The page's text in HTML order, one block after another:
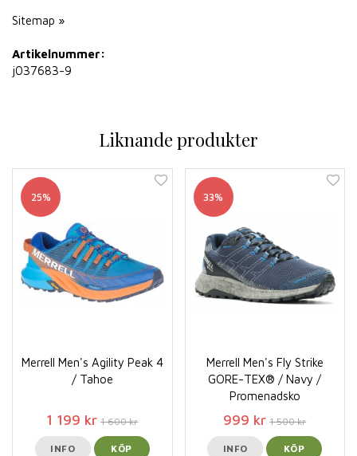
Sitemap »
Artikelnummer:
j037683-9
Liknande produkter
25%
Merrell Men's Agility Peak 4
/ Tahoe
1 199 kr 1 600 kr
INFO KÖP
33%
Merrell Men's Fly Strike
GORE-TEX® / Navy /
Promenadsko
999 kr 1 500 kr
INFO KÖP